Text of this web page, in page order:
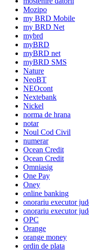
Mozipo
my BRD Mobile
my BRD Net
mybrd
myBRD
myBRD net
myBRD SMS
Nature
NeoBT
NEOcont
Nextebank
Nickel
norma de hrana
notar
Noul Cod Civil
numerar
Ocean Credit
Ocean Credit
Omniasig
One Pay
Oney
online banking
onorariu executor
onorariu executor
OPC
Orange
orange money
ordin de plata